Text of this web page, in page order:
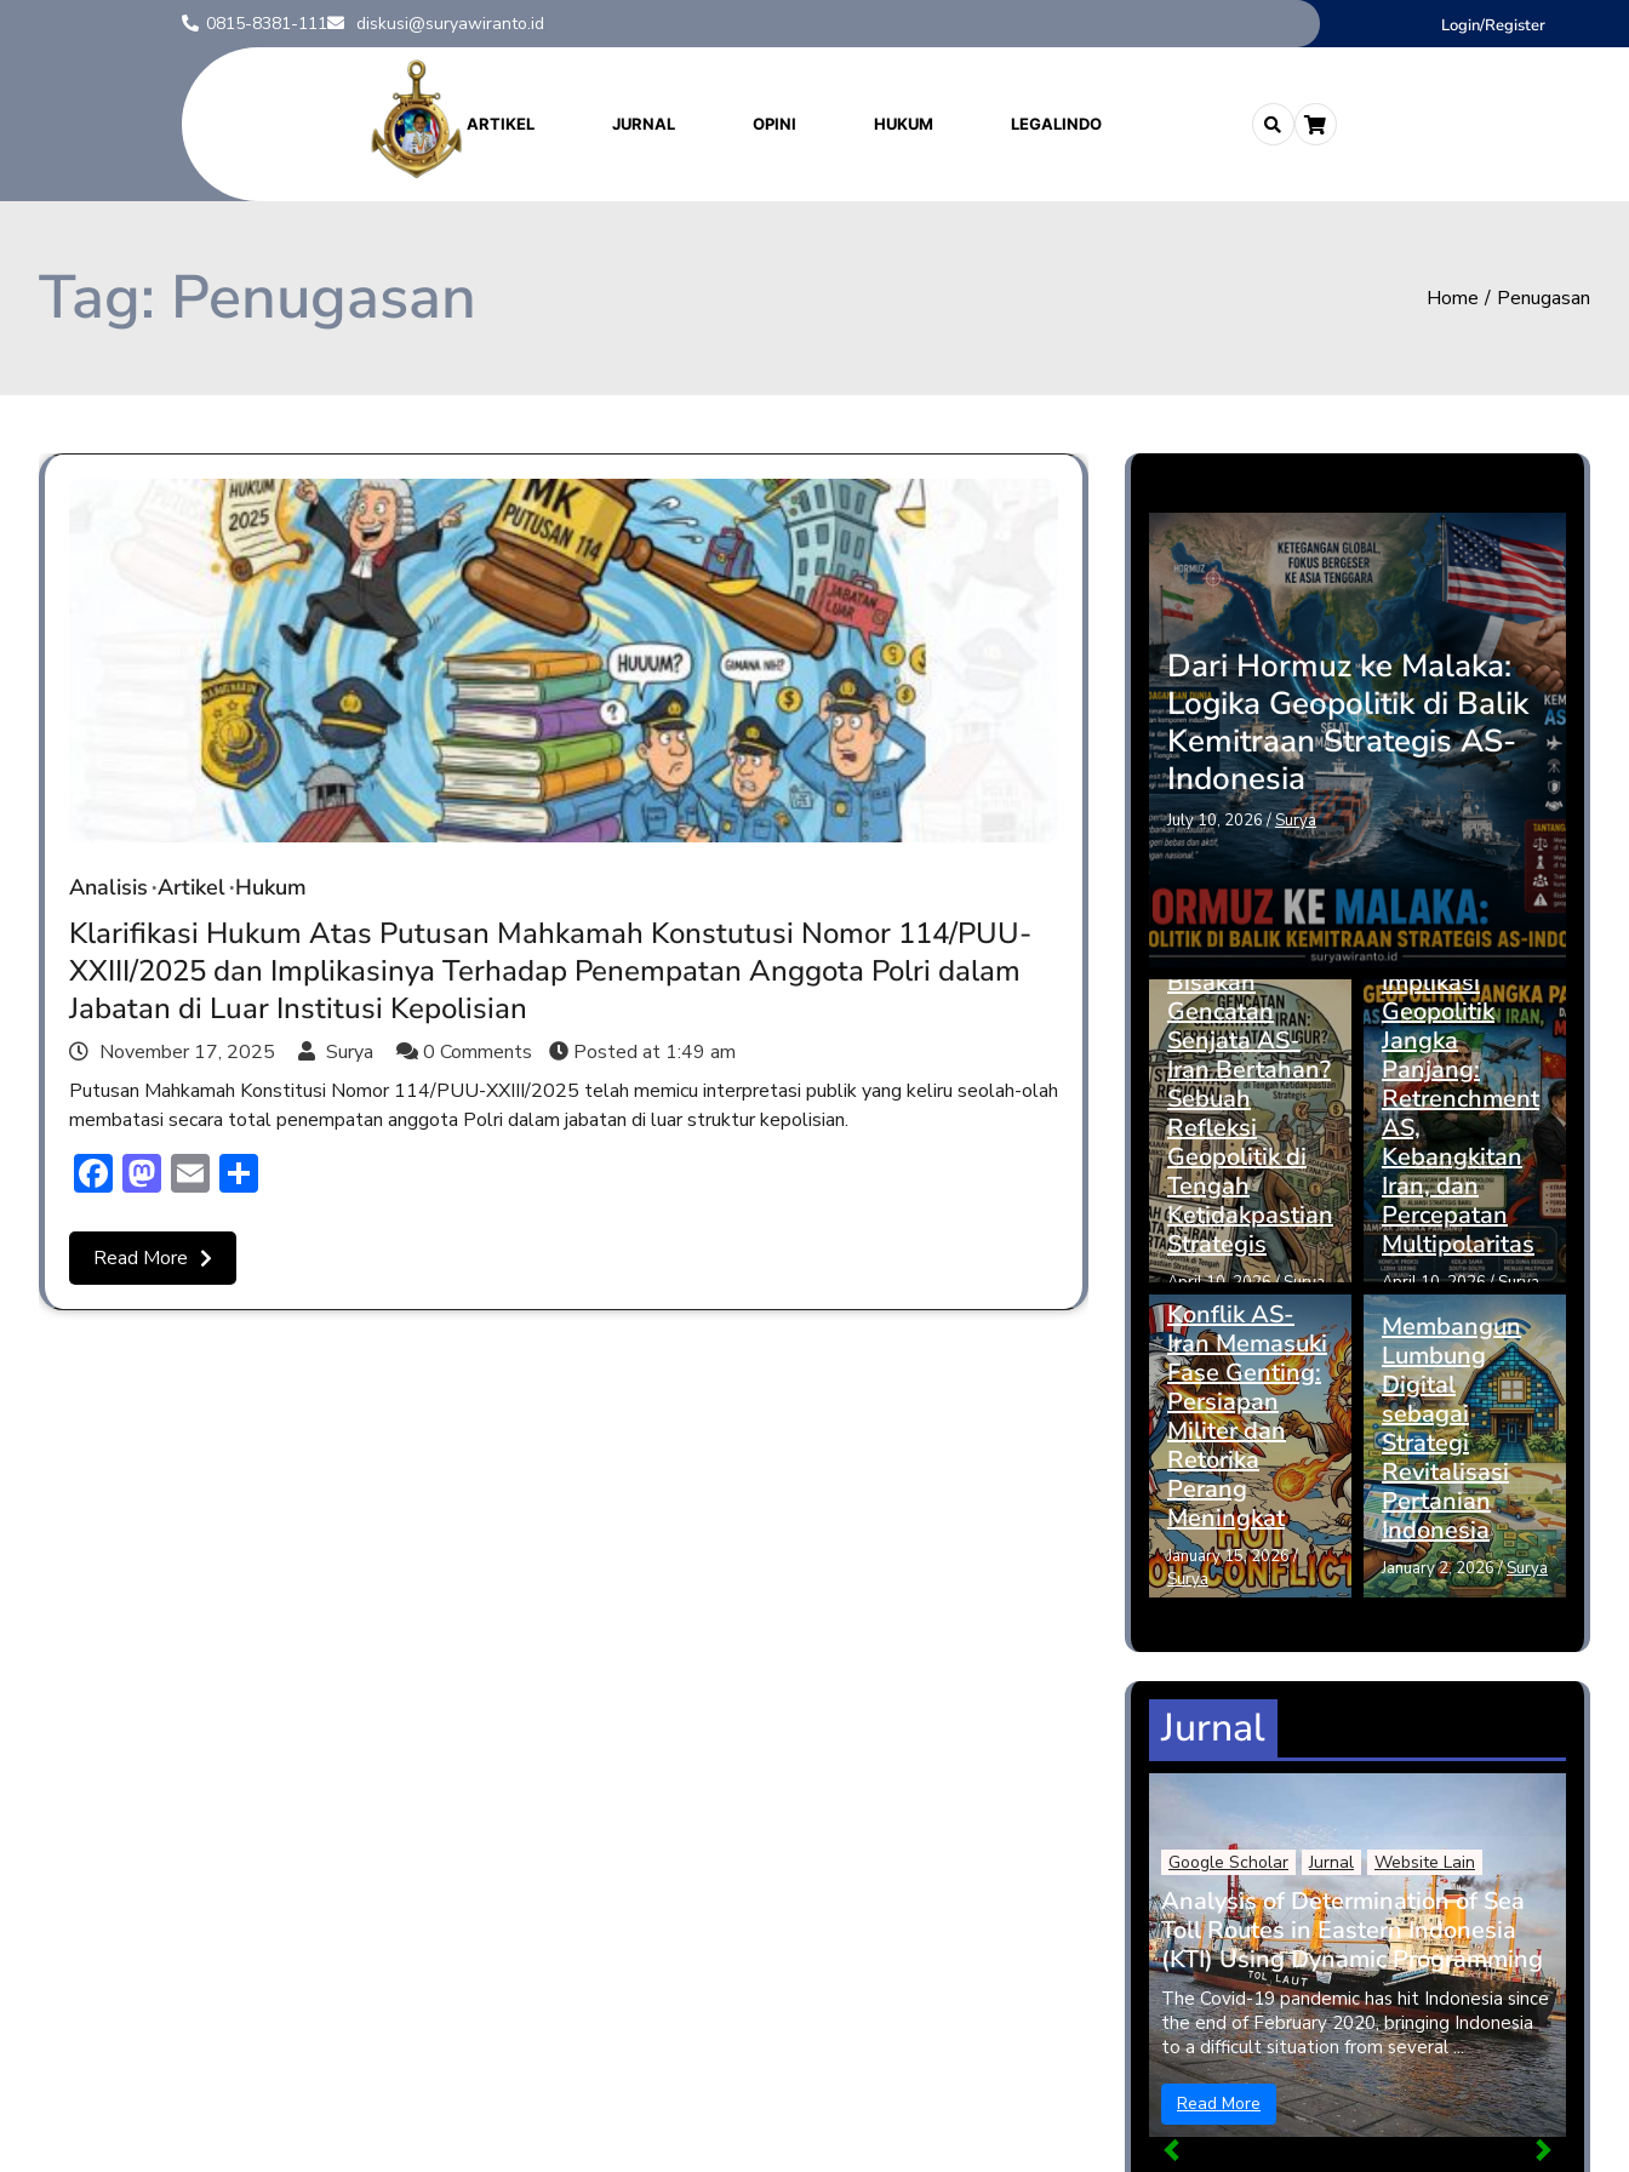
0815-8381-111 diskusi@suryawiranto.id Login/Register
ARTIKEL JURNAL OPINI HUKUM LEGALINDO
Tag: Penugasan Home Penugasan
Analisis Artikel Hukum
Klarifikasi Hukum Atas Putusan Mahkamah Konstutusi Nomor 114/PUU-
XXIII/2025 dan Implikasinya Terhadap Penempatan Anggota Polri dalam
Jabatan di Luar Institusi Kepolisian
November 17, 2025 Surya 0 Comments Posted at 1:49 am
Putusan Mahkamah Konstitusi Nomor 114/PUU-XXIII/2025 telah memicu interpretasi publik yang keliru seolah-olah
membatasi secara total penempatan anggota Polri dalam jabatan di luar struktur kepolisian.
Facebook
Mastodon
Email
Read More
Dari Hormuz ke Malaka:
Logika Geopolitik di Balik
Kemitraan Strategis AS-
Indonesia
July 10, 2026/Surya
Bisakah
Gencatan
Senjata AS-
Iran Bertahan?
Sebuah
Refleksi
Geopolitik di
Tengah
Ketidakpastian
Strategis
April 10, 2026/Surya
Implikasi
Geopolitik
Jangka
Panjang:
Retrenchment
AS,
Kebangkitan
Iran, dan
Percepatan
Multipolaritas
April 10, 2026/Surya
Konflik AS-
Iran Memasuki
Fase Genting:
Persiapan
Militer dan
Retorika
Perang
Meningkat
January 15, 2026/
Surya
Membangun
Lumbung
Digital
sebagai
Strategi
Revitalisasi
Pertanian
Indonesia
January 2, 2026/Surya
Jurnal
Google Scholar Jurnal Website Lain
Analysis of Determination of Sea
Toll Routes in Eastern Indonesia
(KTI) Using Dynamic Programming
The Covid-19 pandemic has hit Indonesia since
the end of February 2020, bringing Indonesia
to a difficult situation from several ...
Read More